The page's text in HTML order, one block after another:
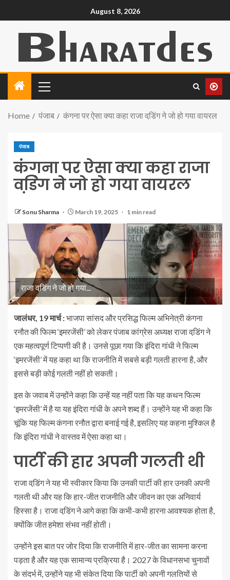
August 8, 2026
Home पंजाब कंगना पर ऐसा क्या कहा राजा वडि़ंग ने जो हो गया वायरल
पंजाब
कंगना पर ऐसा क्या कहा राजा
वडि़ंग ने जो हो गया वायरल
Sonu Sharma March 19, 2025 1 min read
राजा वडि़ंग ने जो हो गया...
जालंधर, 19 मार्च :भाजपा सांसद और प्रसिद्ध फिल्म अभिनेत्री कंगना
रनौत की फिल्म ‘इमरजेंसी’ को लेकर पंजाब कांग्रेस अध्यक्ष राजा वडि़ंग ने
एक महत्वपूर्ण टिप्पणी की है। उनसे पूछा गया कि इंदिरा गांधी ने फिल्म
‘इमरजेंसी’ में यह कहा था कि राजनीति में सबसे बड़ी गलती हारना है, और
इससे बड़ी कोई गलती नहीं हो सकती।
इस के जवाब में उन्होंने कहा कि उन्हें यह नहीं पता कि यह कथन फिल्म
‘इमरजेंसी’ में है या यह इंदिरा गांधी के अपने शब्द हैं। उन्होंने यह भी कहा कि
चूंकि यह फिल्म कंगना रनौत द्वारा बनाई गई है, इसलिए यह कहना मुश्किल है
कि इंदिरा गांधी ने वास्तव में ऐसा कहा था।
पार्टी की हार अपनी गलती थी
राजा वडि़ंग ने यह भी स्वीकार किया कि उनकी पार्टी की हार उनकी अपनी
गलती थी और यह कि हार-जीत राजनीति और जीवन का एक अनिवार्य
हिस्सा है। राजा वडि़ंग ने आगे कहा कि कभी-कभी हारना आवश्यक होता है,
क्योंकि जीत हमेशा संभव नहीं होती।
उन्होंने इस बात पर जोर दिया कि राजनीति में हार-जीत का सामना करना
पड़ता है और यह एक सामान्य प्रक्रिया है। 2027 के विधानसभा चुनावों
के संदर्भ में, उन्होंने यह भी संकेत दिया कि पार्टी को अपनी गलतियों से